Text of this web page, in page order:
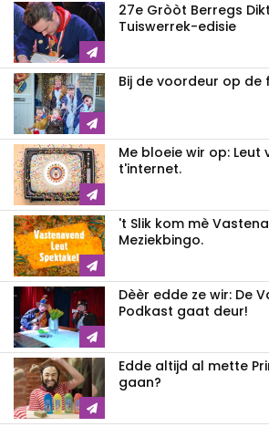
27e Gròòt Berregs
Tuiswerrek-edisie
Bij de voordeur op de
Me bloeie wir op: Leut
t'internet.
't Slik kom mè
Meziekbingo.
Dèèr edde ze wir: De
Podkast gaat deur!
Edde altijd al mette
gaan?